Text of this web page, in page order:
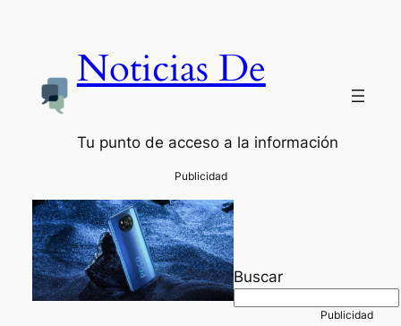
Noticias De
Tu punto de acceso a la información
Buscar